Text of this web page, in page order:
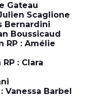
Gateau
Scaglione
Bernardini
Boussicaud
RP : Amélie
: Clara
Vanessa Barbel